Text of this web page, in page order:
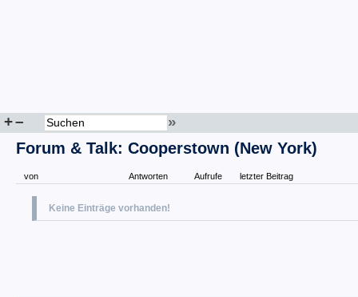
+– »
Forum & Talk: Cooperstown (New York)
von Antworten Aufrufe letzter Beitrag
Keine Einträge vorhanden!